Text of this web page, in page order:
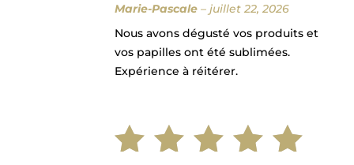
Note5
sur 5
Marie-Pascale – juillet 22, 2026
Nous avons dégusté vos produits et
vos papilles ont été sublimées.
Expérience à réitérer.